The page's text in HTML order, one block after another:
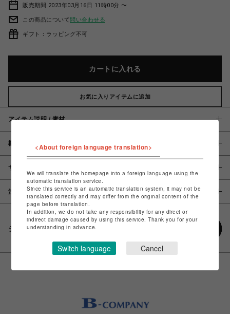
販売期間 2023年03月16日 11時00分 〜
この商品について問い合わせる
ギフト：ラッピング不可
カートに入れる
お気に入りアイテムに追加
アイテム説明 / 素材
概要
サイズ
注意事項
シェアする
<About foreign language translation>
We will translate the homepage into a foreign language using the
automatic translation service.
Since this service is an automatic translation system, it may not be
translated correctly and may differ from the original content of the
page before translation.
In addition, we do not take any responsibility for any direct or
indirect damage caused by using this service. Thank you for your
understanding in advance.
Switch language Cancel